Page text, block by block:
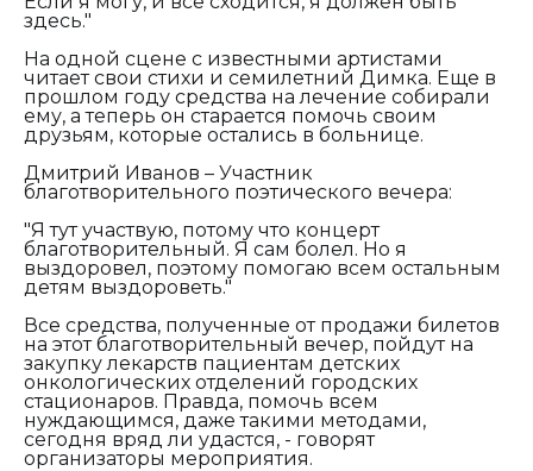
здесь."
На одной сцене с известными артистами
читает свои стихи и семилетний Димка. Еще в
прошлом году средства на лечение собирали
ему, а теперь он старается помочь своим
друзьям, которые остались в больнице.
Дмитрий Иванов – Участник
благотворительного поэтического вечера:
"Я тут участвую, потому что концерт
благотворительный. Я сам болел. Но я
выздоровел, поэтому помогаю всем остальным
детям выздороветь."
Все средства, полученные от продажи билетов
на этот благотворительный вечер, пойдут на
закупку лекарств пациентам детских
онкологических отделений городских
стационаров. Правда, помочь всем
нуждающимся, даже такими методами,
сегодня вряд ли удастся, - говорят
организаторы мероприятия.